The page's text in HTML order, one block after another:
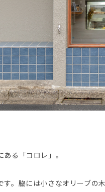
る「コロレ」。
。脇には小さなオリーブの